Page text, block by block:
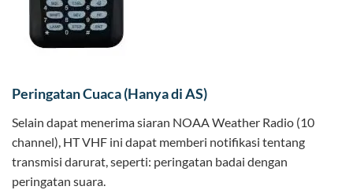
Peringatan Cuaca (Hanya di AS)
Selain dapat menerima siaran NOAA Weather Radio (10
channel), HT VHF ini dapat memberi notifikasi tentang
transmisi darurat, seperti: peringatan badai dengan
peringatan suara.